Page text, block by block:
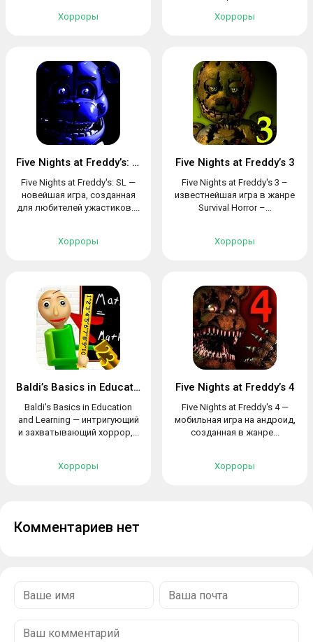
Хорроры
Хорроры
Five Nights at Freddy’s: SL
Five Nights at Freddy's: SL —
новейшая игра, созданная
для любителей ужастиков....
Хорроры
Five Nights at Freddy’s 3
Five Nights at Freddy's 3 –
известнейшая игра в жанре
Survival Horror –...
Хорроры
Baldi’s Basics in Education and Learning
Baldi's Basics in Education
and Learning — интригующий
и захватывающий хоррор,...
Хорроры
Five Nights at Freddy’s 4
Five Nights at Freddy's 4 —
мобильная игра на андроид,
созданная в жанре...
Хорроры
Комментариев нет